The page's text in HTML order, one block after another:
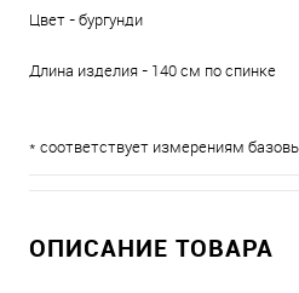
Цвет - бургунди
Длина изделия - 140 см по спинке
* соответствует измерениям
ОПИСАНИЕ ТОВАРА